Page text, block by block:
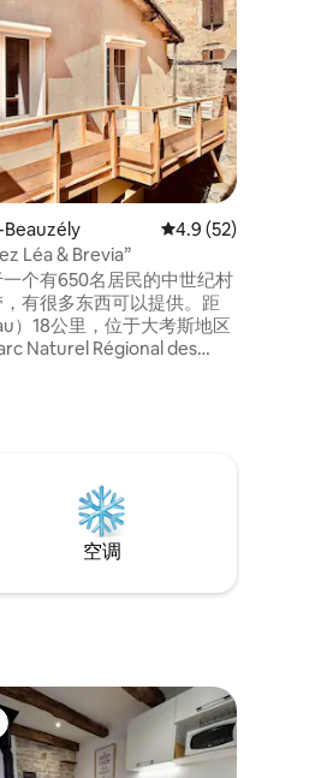
），共 17 条评价
Beauzély 平均评分 4.9 分（满
4.9 (52)
Léa & Brevia”
个有650名居民的中世纪村
有很多东西可以提供。距
）18公里，位于大考斯地区
Naturel Régional des
里还有一家杂货店，出售一
空调
荐」